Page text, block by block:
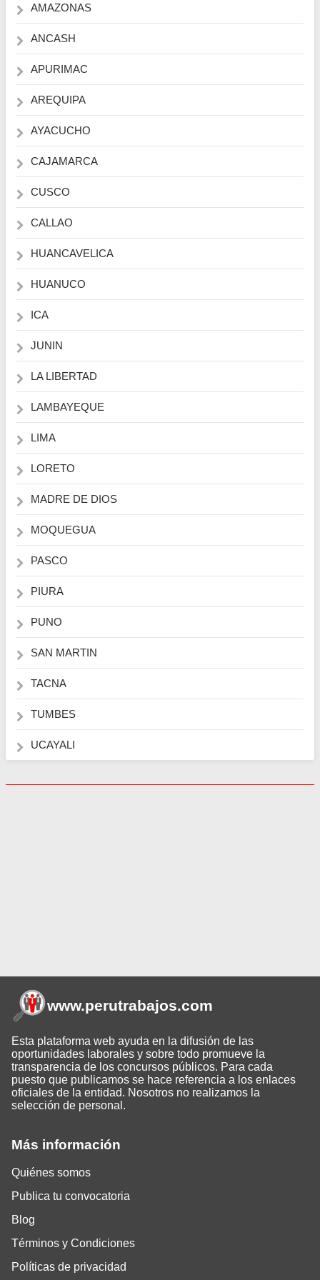
AMAZONAS
ANCASH
APURIMAC
AREQUIPA
AYACUCHO
CAJAMARCA
CUSCO
CALLAO
HUANCAVELICA
HUANUCO
ICA
JUNIN
LA LIBERTAD
LAMBAYEQUE
LIMA
LORETO
MADRE DE DIOS
MOQUEGUA
PASCO
PIURA
PUNO
SAN MARTIN
TACNA
TUMBES
UCAYALI
Más información
Quiénes somos
Publica tu convocatoria
Blog
Términos y Condiciones
Políticas de privacidad
www.perutrabajos.com
Esta plataforma web ayuda en la difusión de las
oportunidades laborales y sobre todo promueve la
transparencia de los concursos públicos. Para cada
puesto que publicamos se hace referencia a los enlaces
oficiales de la entidad. Nosotros no realizamos la
selección de personal.